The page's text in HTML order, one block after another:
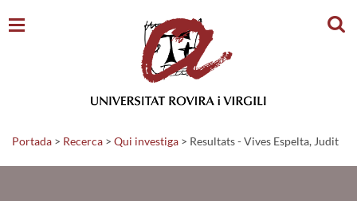
Portada > Recerca > Qui investiga > Resultats - Vives Espelta, Judit